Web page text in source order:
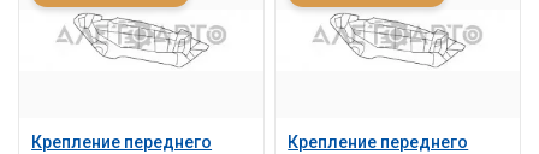
Крепление переднего
Крепление переднего